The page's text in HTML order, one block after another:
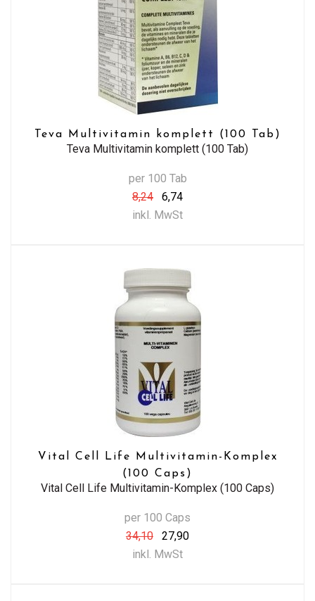
Teva Multivitamin komplett (100 Tab)
Teva Multivitamin komplett (100 Tab)
per 100 Tab
8,24
6,74
inkl. MwSt
Vital Cell Life Multivitamin-Komplex
(100 Caps)
Vital Cell Life Multivitamin-Komplex (100 Caps)
per 100 Caps
34,10
27,90
inkl. MwSt